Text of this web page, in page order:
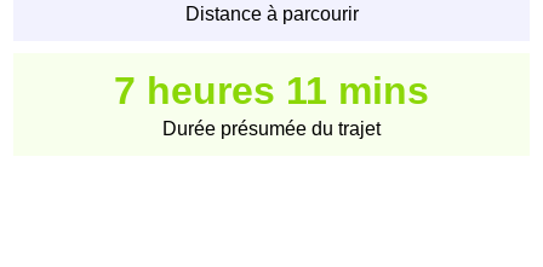
Distance à parcourir
7 heures 11 mins
Durée présumée du trajet